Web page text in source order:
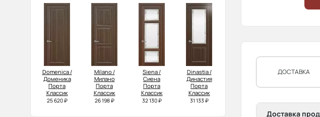
Domenica /
Доменика
Порта
Классик
25 620 ₽
Milano /
Милано
Порта
Классик
26 198 ₽
Siena /
Сиена
Порта
Классик
32 130 ₽
Dinastia /
Династия
Порта
Классик
31 133 ₽
ДОСТАВКА
Доставка